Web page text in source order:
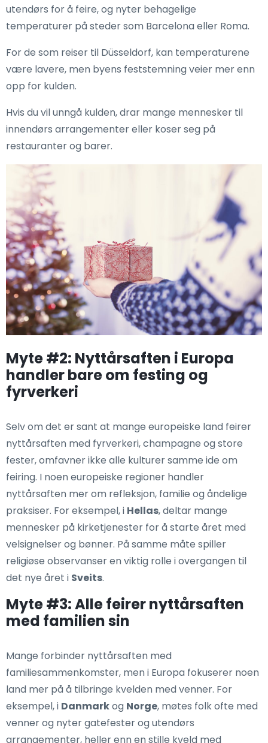
utendørs for å feire, og nyter behagelige
temperaturer på steder som Barcelona eller Roma.
For de som reiser til Düsseldorf, kan temperaturene
være lavere, men byens feststemning veier mer enn
opp for kulden.
Hvis du vil unngå kulden, drar mange mennesker til
innendørs arrangementer eller koser seg på
restauranter og barer.
Myte #2: Nyttårsaften i Europa
handler bare om festing og
fyrverkeri
Selv om det er sant at mange europeiske land feirer
nyttårsaften med fyrverkeri, champagne og store
fester, omfavner ikke alle kulturer samme ide om
feiring. I noen europeiske regioner handler
nyttårsaften mer om refleksjon, familie og åndelige
praksiser. For eksempel, i Hellas, deltar mange
mennesker på kirketjenester for å starte året med
velsignelser og bønner. På samme måte spiller
religiøse observanser en viktig rolle i overgangen til
det nye året i Sveits.
Myte #3: Alle feirer nyttårsaften
med familien sin
Mange forbinder nyttårsaften med
familiesammenkomster, men i Europa fokuserer noen
land mer på å tilbringe kvelden med venner. For
eksempel, i Danmarkog Norge, møtes folk ofte med
venner og nyter gatefester og utendørs
arrangementer, heller enn en stille kveld med